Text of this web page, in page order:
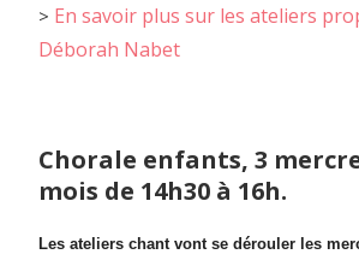
> En savoir plus sur les ateliers
Déborah Nabet
Chorale enfants, 3
mois de 14h30 à 16h.
Les ateliers chant vont se dérouler les